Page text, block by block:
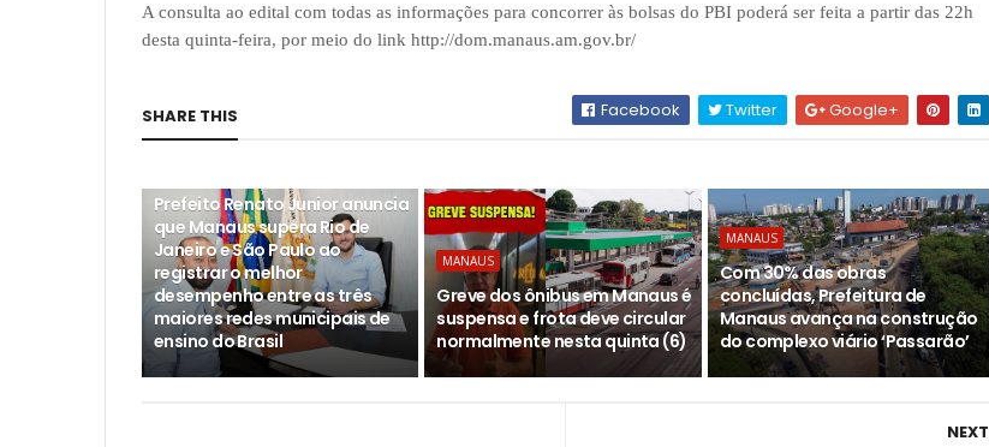
A consulta ao edital com todas as informações para concorrer às bolsas do PBI poderá ser feita a partir das 22h
desta quinta-feira, por meio do link http://dom.manaus.am.gov.br/
SHARE THIS Facebook Twitter Google+
Prefeito Renato Junior anuncia
que Manaus supera Rio de
Janeiro e São Paulo ao
registrar o melhor
desempenho entre as três
maiores redes municipais de
ensino do Brasil
MANAUS
Greve dos ônibus em Manaus é
suspensa e frota deve circular
normalmente nesta quinta (6)
MANAUS
Com 30% das obras
concluídas, Prefeitura de
Manaus avança na construção
do complexo viário ‘Passarão’
NEXT